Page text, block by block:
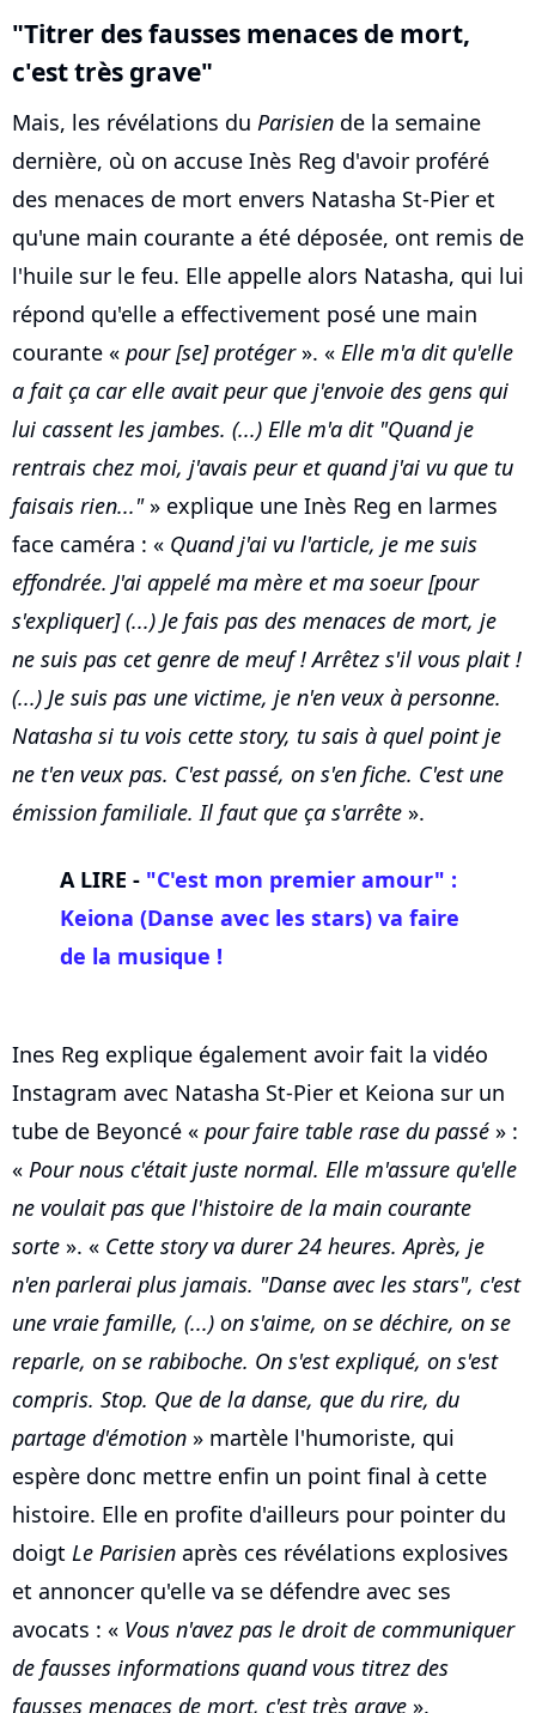
"Titrer des fausses menaces de mort,
c'est très grave"
Mais, les révélations du Parisien de la semaine
dernière, où on accuse Inès Reg d'avoir proféré
des menaces de mort envers Natasha St-Pier et
qu'une main courante a été déposée, ont remis de
l'huile sur le feu. Elle appelle alors Natasha, qui lui
répond qu'elle a effectivement posé une main
courante « pour [se] protéger». « Elle m'a dit qu'elle
a fait ça car elle avait peur que j'envoie des gens qui
lui cassent les jambes. (...) Elle m'a dit "Quand je
rentrais chez moi, j'avais peur et quand j'ai vu que tu
faisais rien..."» explique une Inès Reg en larmes
face caméra : « Quand j'ai vu l'article, je me suis
effondrée. J'ai appelé ma mère et ma soeur [pour
s'expliquer] (...) Je fais pas des menaces de mort, je
ne suis pas cet genre de meuf ! Arrêtez s'il vous plait !
(...) Je suis pas une victime, je n'en veux à personne.
Natasha si tu vois cette story, tu sais à quel point je
ne t'en veux pas. C'est passé, on s'en fiche. C'est une
émission familiale. Il faut que ça s'arrête ».
A LIRE - "C'est mon premier amour" :
Keiona (Danse avec les stars) va faire
de la musique !
Ines Reg explique également avoir fait la vidéo
Instagram avec Natasha St-Pier et Keiona sur un
tube de Beyoncé « pour faire table rase du passé » :
« Pour nous c'était juste normal. Elle m'assure qu'elle
ne voulait pas que l'histoire de la main courante
sorte ». « Cette story va durer 24 heures. Après, je
n'en parlerai plus jamais. "Danse avec les stars", c'est
une vraie famille, (...) on s'aime, on se déchire, on se
reparle, on se rabiboche. On s'est expliqué, on s'est
compris. Stop. Que de la danse, que du rire, du
partage d'émotion » martèle l'humoriste, qui
espère donc mettre enfin un point final à cette
histoire. Elle en profite d'ailleurs pour pointer du
doigt Le Parisien après ces révélations explosives
et annoncer qu'elle va se défendre avec ses
avocats : « Vous n'avez pas le droit de communiquer
de fausses informations quand vous titrez des
fausses menaces de mort, c'est très grave ».